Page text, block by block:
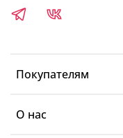
Покупателям
О нас